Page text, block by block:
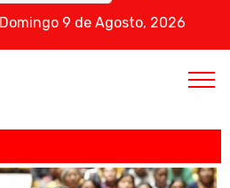
Domingo 9 de Agosto, 2026